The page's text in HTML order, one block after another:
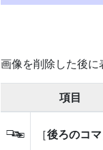
画像を削除した後に
項目
S ［後ろのコマ